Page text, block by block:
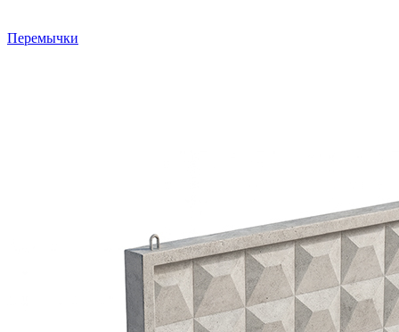
Перемычки